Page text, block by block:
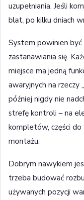
uzupełniania. Jeśli
blat, po kilku dniach
System powinien
zastanawiania się.
miejsce ma jedną
awaryjnych na rzeczy
później nigdy nie
strefę kontroli – na
kompletów, części
montażu.
Dobrym nawykiem
trzeba budować
używanych pozycji